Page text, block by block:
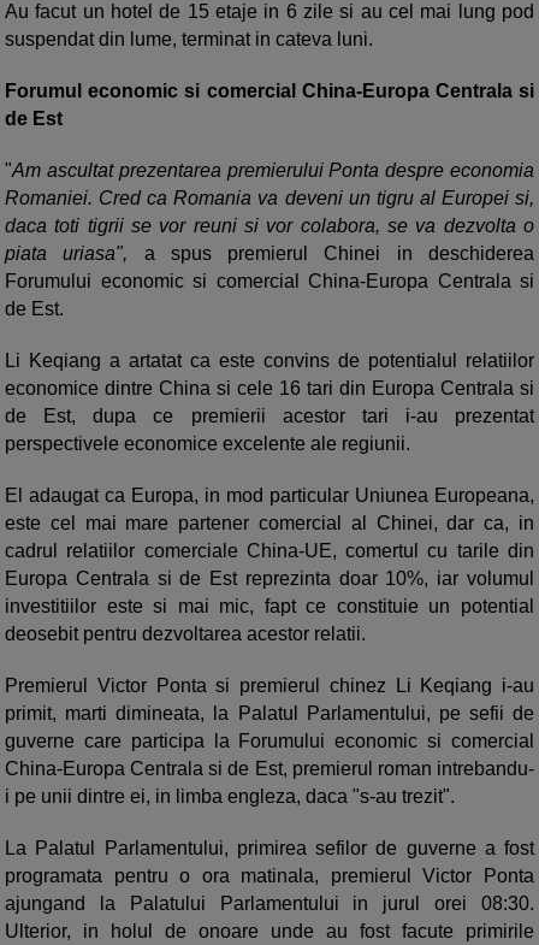
Au facut un hotel de 15 etaje in 6 zile si au cel mai lung pod
suspendat din lume, terminat in cateva luni.
Forumul economic si comercial China-Europa Centrala si
de Est
"Am ascultat prezentarea premierului Ponta despre economia
Romaniei. Cred ca Romania va deveni un tigru al Europei si,
daca toti tigrii se vor reuni si vor colabora, se va dezvolta o
piata uriasa", a spus premierul Chinei in deschiderea
Forumului economic si comercial China-Europa Centrala si
de Est.
Li Keqiang a artatat ca este convins de potentialul relatiilor
economice dintre China si cele 16 tari din Europa Centrala si
de Est, dupa ce premierii acestor tari i-au prezentat
perspectivele economice excelente ale regiunii.
El adaugat ca Europa, in mod particular Uniunea Europeana,
este cel mai mare partener comercial al Chinei, dar ca, in
cadrul relatiilor comerciale China-UE, comertul cu tarile din
Europa Centrala si de Est reprezinta doar 10%, iar volumul
investitiilor este si mai mic, fapt ce constituie un potential
deosebit pentru dezvoltarea acestor relatii.
Premierul Victor Ponta si premierul chinez Li Keqiang i-au
primit, marti dimineata, la Palatul Parlamentului, pe sefii de
guverne care participa la Forumului economic si comercial
China-Europa Centrala si de Est, premierul roman intrebandu-
i pe unii dintre ei, in limba engleza, daca "s-au trezit".
La Palatul Parlamentului, primirea sefilor de guverne a fost
programata pentru o ora matinala, premierul Victor Ponta
ajungand la Palatului Parlamentului in jurul orei 08:30.
Ulterior, in holul de onoare unde au fost facute primirile